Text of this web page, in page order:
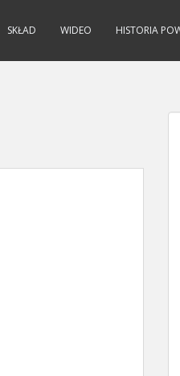
SKŁAD WIDEO HISTORIA